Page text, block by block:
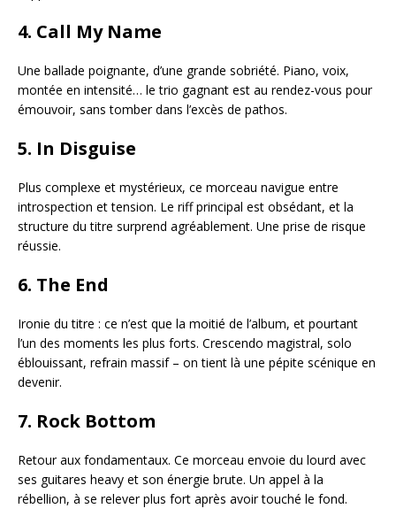
4. Call My Name
Une ballade poignante, d’une grande sobriété. Piano, voix,
montée en intensité… le trio gagnant est au rendez-vous pour
émouvoir, sans tomber dans l’excès de pathos.
5. In Disguise
Plus complexe et mystérieux, ce morceau navigue entre
introspection et tension. Le riff principal est obsédant, et la
structure du titre surprend agréablement. Une prise de risque
réussie.
6. The End
Ironie du titre : ce n’est que la moitié de l’album, et pourtant
l’un des moments les plus forts. Crescendo magistral, solo
éblouissant, refrain massif – on tient là une pépite scénique en
devenir.
7. Rock Bottom
Retour aux fondamentaux. Ce morceau envoie du lourd avec
ses guitares heavy et son énergie brute. Un appel à la
rébellion, à se relever plus fort après avoir touché le fond.